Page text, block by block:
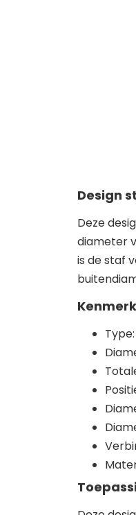
Design
Deze
diameter
is de staf